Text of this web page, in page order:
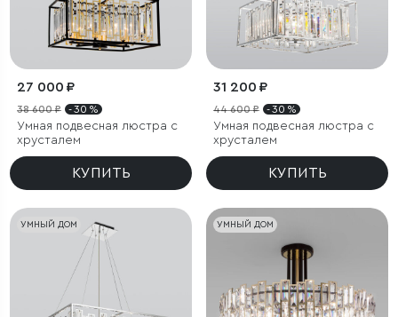
27 000 ₽
38 600 ₽ - 30 %
Умная подвесная люстра с
хрусталем
КУПИТЬ
31 200 ₽
44 600 ₽ - 30 %
Умная подвесная люстра с
хрусталем
КУПИТЬ
УМНЫЙ ДОМ УМНЫЙ ДОМ